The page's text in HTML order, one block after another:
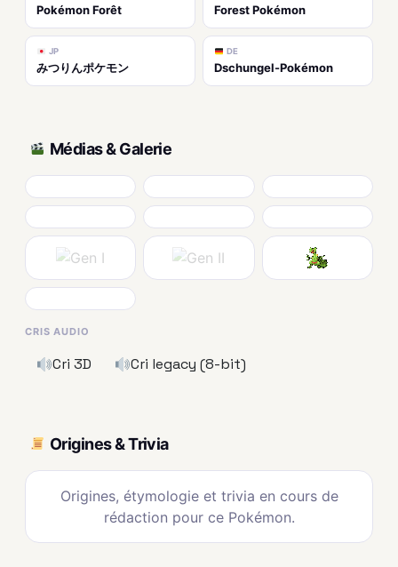
Pokémon Forêt Forest Pokémon
JP
みつりんポケモン
DE
Dschungel-Pokémon
Médias & Galerie
CRIS AUDIO
Cri 3D Cri legacy (8-bit)
Origines & Trivia
Origines, étymologie et trivia en cours de
rédaction pour ce Pokémon.